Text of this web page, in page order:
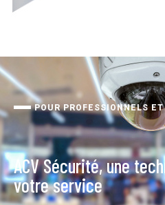
POUR PROFESSIONNELS
ACV Sécurité, une
votre service